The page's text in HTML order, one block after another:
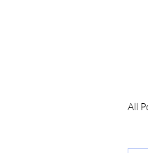
All